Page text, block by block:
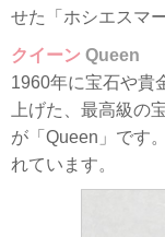
せた「ホシエスマ
クイーン Queen
1960年に宝石や貴
上げた、最高級の
が「Queen」です
れています。